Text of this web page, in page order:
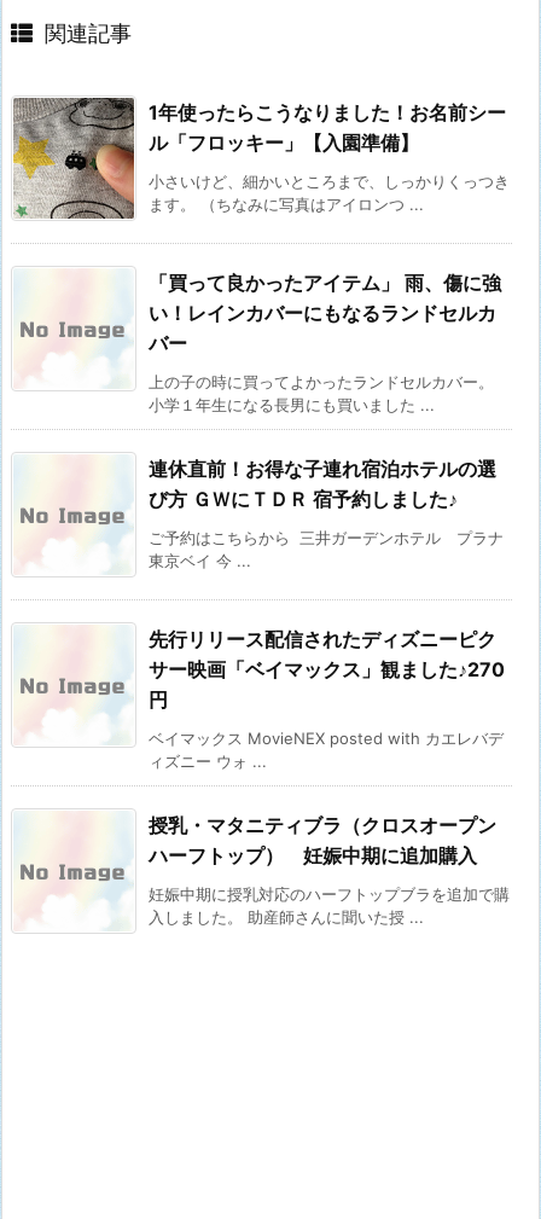
関連記事
1年使ったらこうなりました！お名前シー
ル「フロッキー」【入園準備】
小さいけど、細かいところまで、しっかりくっつき
ます。 （ちなみに写真はアイロンつ ...
「買って良かったアイテム」 雨、傷に強
い！レインカバーにもなるランドセルカ
バー
上の子の時に買ってよかったランドセルカバー。
小学１年生になる長男にも買いました ...
連休直前！お得な子連れ宿泊ホテルの選
び方 ＧＷにＴＤＲ 宿予約しました♪
ご予約はこちらから 三井ガーデンホテル プラナ
東京ベイ 今 ...
先行リリース配信されたディズニーピク
サー映画「ベイマックス」観ました♪270
円
ベイマックス MovieNEX posted with カエレバデ
ィズニー ウォ ...
授乳・マタニティブラ（クロスオープン
ハーフトップ） 妊娠中期に追加購入
妊娠中期に授乳対応のハーフトップブラを追加で購
入しました。 助産師さんに聞いた授 ...